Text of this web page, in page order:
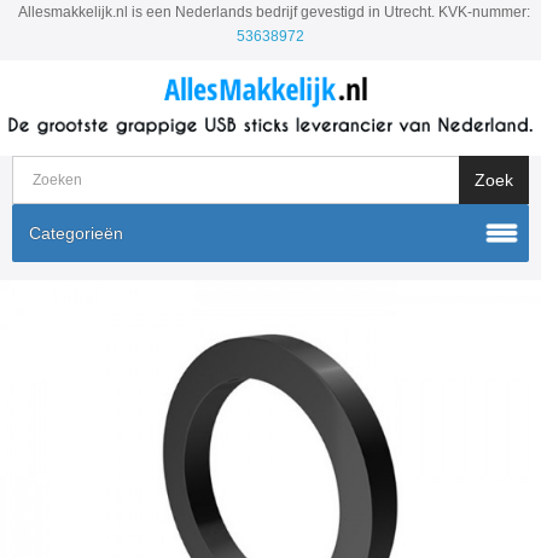
Allesmakkelijk.nl is een Nederlands bedrijf gevestigd in Utrecht. KVK-nummer:
53638972
Categorieën